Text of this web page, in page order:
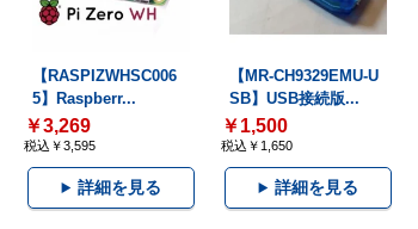
【RASPIZWHSC006
5】Raspberr...
￥3,269
税込￥3,595
詳細を見る
【MR-CH9329EMU-U
SB】USB接続版...
￥1,500
税込￥1,650
詳細を見る